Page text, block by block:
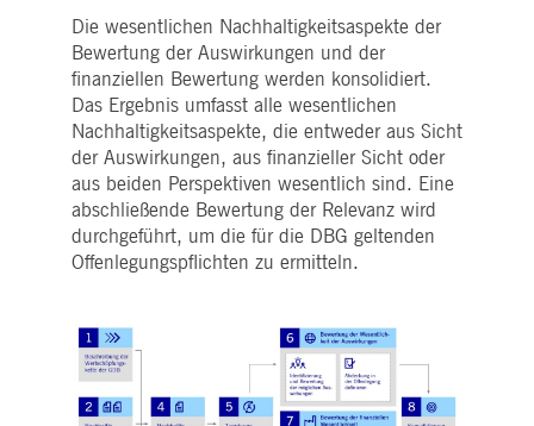
Die wesentlichen Nachhaltigkeitsaspekte der
Bewertung der Auswirkungen und der
finanziellen Bewertung werden konsolidiert.
Das Ergebnis umfasst alle wesentlichen
Nachhaltigkeitsaspekte, die entweder aus Sicht
der Auswirkungen, aus finanzieller Sicht oder
aus beiden Perspektiven wesentlich sind. Eine
abschließende Bewertung der Relevanz wird
durchgeführt, um die für die DBG geltenden
Offenlegungspflichten zu ermitteln.
boerse.com
Minuten
58
Sekunden
Webanalyseplattform von Piwik verknüpft. Es
wird verwendet, um Website-Eigentümern
dabei zu helfen, das Besucherverhalten zu
verfolgen und die Leistung der Website zu
messen. Es handelt sich um ein Muster-
Cookie, bei dem auf das Präfix _pk_ses eine
kurze Reihe von Zahlen und Buchstaben folgt,
von denen angenommen wird, dass sie ein
Referenzcode für die Domäne sind, die das
Cookie setzt.